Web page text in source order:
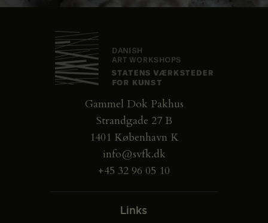
Gammel Dok Pakhus
Strandgade 27 B
1401 København K
info@svfk.dk
+45 32 96 05 10
Links